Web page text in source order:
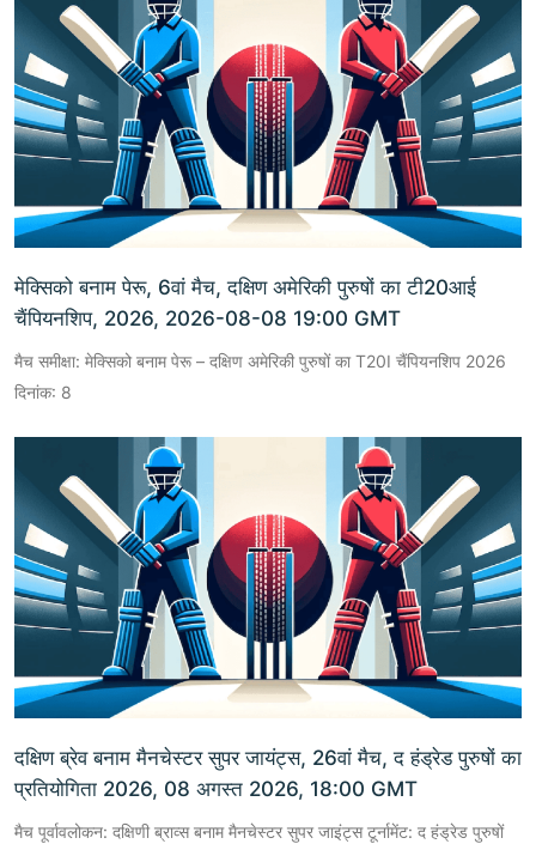
मेक्सिको बनाम पेरू, 6वां मैच, दक्षिण अमेरिकी पुरुषों का टी20आई
चैंपियनशिप, 2026, 2026-08-08 19:00 GMT
मैच समीक्षा: मेक्सिको बनाम पेरू – दक्षिण अमेरिकी पुरुषों का T20I चैंपियनशिप 2026
दिनांक: 8
दक्षिण ब्रेव बनाम मैनचेस्टर सुपर जायंट्स, 26वां मैच, द हंड्रेड पुरुषों का
प्रतियोगिता 2026, 08 अगस्त 2026, 18:00 GMT
मैच पूर्वावलोकन: दक्षिणी ब्राव्स बनाम मैनचेस्टर सुपर जाइंट्स टूर्नामेंट: द हंड्रेड पुरुषों